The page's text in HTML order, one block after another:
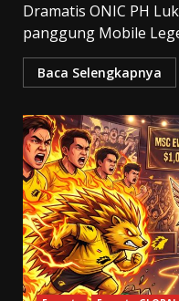
Dramatis ONIC PH
panggung Mobile
Baca Selengkapnya